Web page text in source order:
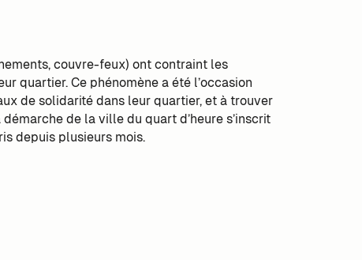
couvre-feux) ont contraint les
quartier. Ce phénomène a été l’occasion
de solidarité dans leur quartier, et à trouver
de la ville du quart d’heure s’inscrit
depuis plusieurs mois.